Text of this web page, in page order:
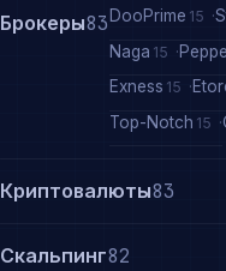
Брокеры83 DooPrime 15
Naga 15
Exness 15
Top-Notch 15
Криптовалюты83
Скальпинг82